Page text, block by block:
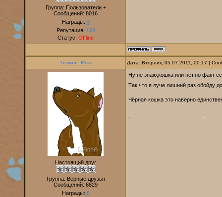
Группа: Пользователи +
Сообщений: 8016
Награды: 4
Репутация: 154
Статус: Offline
Гелиос_Юта Дата: Вторник, 05.07.2011, 00:17 |
Настоящий друг
Группа: Верные друзья
Сообщений: 6829
Награды: 0
Ну не знаю,кошка или нет,но факт
Так что я луче лишний раз обойду
Чёрная кошка это наверно